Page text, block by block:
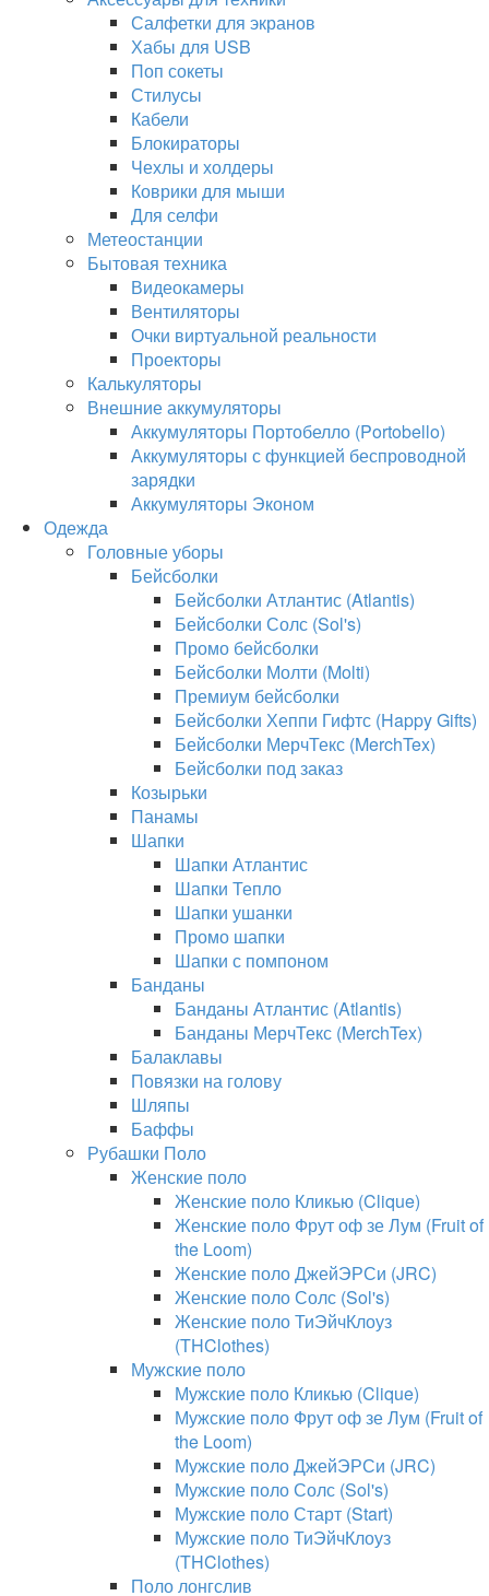
Салфетки для экранов
Хабы для USB
Поп сокеты
Стилусы
Кабели
Блокираторы
Чехлы и холдеры
Коврики для мыши
Для селфи
Метеостанции
Бытовая техника
Видеокамеры
Вентиляторы
Очки виртуальной реальности
Проекторы
Калькуляторы
Внешние аккумуляторы
Аккумуляторы Портобелло (Portobello)
Аккумуляторы с функцией беспроводной
зарядки
Аккумуляторы Эконом
Одежда
Головные уборы
Бейсболки
Бейсболки Атлантис (Atlantis)
Бейсболки Солс (Sol's)
Промо бейсболки
Бейсболки Молти (Molti)
Премиум бейсболки
Бейсболки Хеппи Гифтс (Happy Gifts)
Бейсболки МерчТекс (MerchTex)
Бейсболки под заказ
Козырьки
Панамы
Шапки
Шапки Атлантис
Шапки Тепло
Шапки ушанки
Промо шапки
Шапки с помпоном
Банданы
Банданы Атлантис (Atlantis)
Банданы МерчТекс (MerchTex)
Балаклавы
Повязки на голову
Шляпы
Баффы
Рубашки Поло
Женские поло
Женские поло Кликью (Clique)
Женские поло Фрут оф зе Лум (Fruit of
the Loom)
Женские поло ДжейЭРСи (JRC)
Женские поло Солс (Sol's)
Женские поло ТиЭйчКлоуз
(THClothes)
Мужские поло
Мужские поло Кликью (Clique)
Мужские поло Фрут оф зе Лум (Fruit of
the Loom)
Мужские поло ДжейЭРСи (JRC)
Мужские поло Солс (Sol's)
Мужские поло Старт (Start)
Мужские поло ТиЭйчКлоуз
(THClothes)
Поло лонгслив